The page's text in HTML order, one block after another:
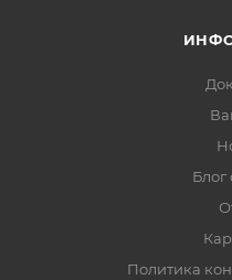
Блог
Политика